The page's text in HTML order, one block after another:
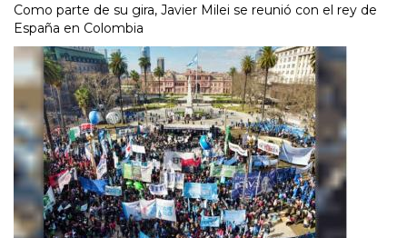
Como parte de su gira, Javier Milei se reunió con el rey de
España en Colombia